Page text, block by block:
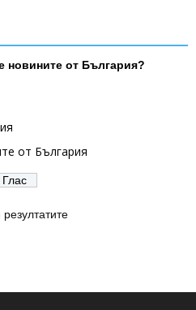
новините от България?
от България